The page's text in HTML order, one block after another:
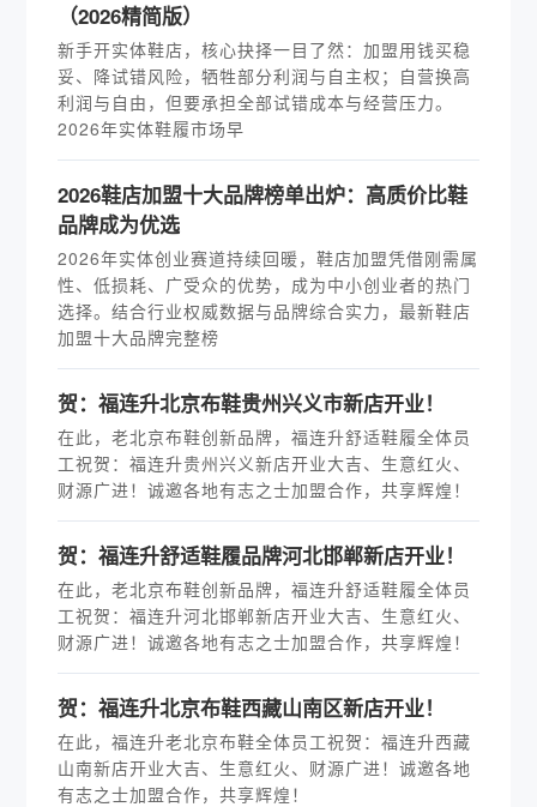
（2026精简版）
新手开实体鞋店，核心抉择一目了然：加盟用钱买稳
妥、降试错风险，牺牲部分利润与自主权；自营换高
利润与自由，但要承担全部试错成本与经营压力。
2026年实体鞋履市场早
2026鞋店加盟十大品牌榜单出炉：高质价比鞋
品牌成为优选
2026年实体创业赛道持续回暖，鞋店加盟凭借刚需属
性、低损耗、广受众的优势，成为中小创业者的热门
选择。结合行业权威数据与品牌综合实力，最新鞋店
加盟十大品牌完整榜
贺：福连升北京布鞋贵州兴义市新店开业！
在此，老北京布鞋创新品牌，福连升舒适鞋履全体员
工祝贺：福连升贵州兴义新店开业大吉、生意红火、
财源广进！诚邀各地有志之士加盟合作，共享辉煌！
贺：福连升舒适鞋履品牌河北邯郸新店开业！
在此，老北京布鞋创新品牌，福连升舒适鞋履全体员
工祝贺：福连升河北邯郸新店开业大吉、生意红火、
财源广进！诚邀各地有志之士加盟合作，共享辉煌！
贺：福连升北京布鞋西藏山南区新店开业！
在此，福连升老北京布鞋全体员工祝贺：福连升西藏
山南新店开业大吉、生意红火、财源广进！诚邀各地
有志之士加盟合作，共享辉煌！